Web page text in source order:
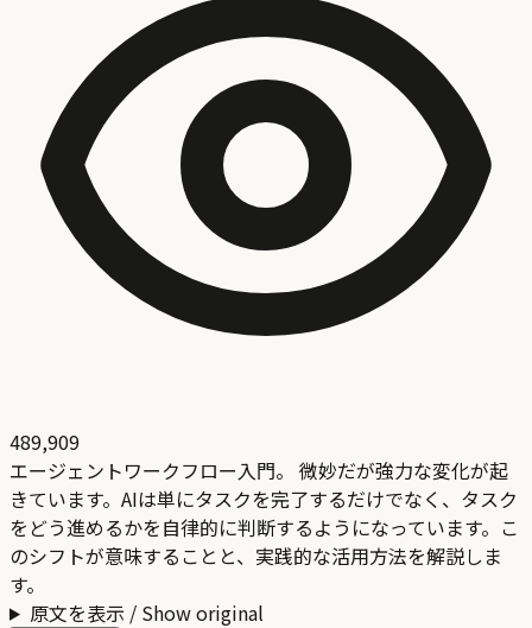
489,909
エージェントワークフロー入門。 微妙だが強力な変化が起
きています。AIは単にタスクを完了するだけでなく、タスク
をどう進めるかを自律的に判断するようになっています。こ
のシフトが意味することと、実践的な活用方法を解説しま
す。
原文を表示 / Show original